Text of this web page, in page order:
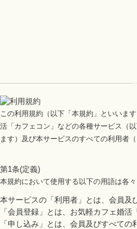
この利用規約（以下「本規約」といいま
活「カフェコン」などの各種サービス（
ます）及び本サービスのすべての利用者
第1条(定義)
本規約において使用する以下の用語は各
本サービスの「利用者」とは、会員及
「会員登録」とは、お気軽カフェ婚
「申し込み」とは、会員及びすべて